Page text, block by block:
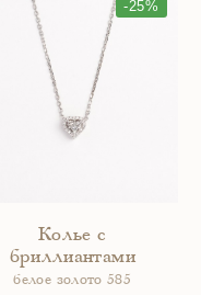
-25%
Колье с
бриллиантами
белое золото 585